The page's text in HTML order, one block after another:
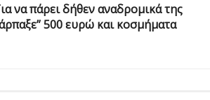
να πάρει δήθεν αναδρομικά της
500 ευρώ και κοσμήματα